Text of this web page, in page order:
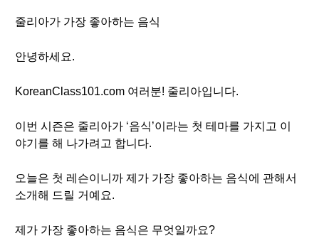
줄리아가 가장 좋아하는 음식
안녕하세요.
KoreanClass101.com 여러분! 줄리아입니다.
이번 시즌은 줄리아가 ‘음식’이라는 첫 테마를 가지고 이
야기를 해 나가려고 합니다.
오늘은 첫 레슨이니까 제가 가장 좋아하는 음식에 관해서
소개해 드릴 거예요.
제가 가장 좋아하는 음식은 무엇일까요?